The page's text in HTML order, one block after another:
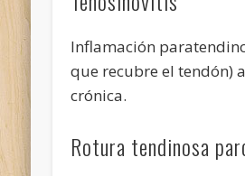
Inflamación
que recubre el tendón)
crónica.
Rotura tendinosa